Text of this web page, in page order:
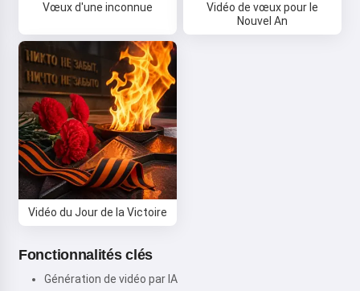
Vœux d'une inconnue
Vidéo de vœux pour le
Nouvel An
Vidéo du Jour de la Victoire
Fonctionnalités clés
Génération de vidéo par IA